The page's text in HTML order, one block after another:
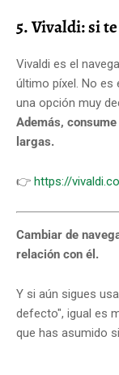
5. Vivaldi: si
Vivaldi es el
último píxel. No
una opción muy
Además,
largas.
👉 https://
Cambiar de
relación con él.
Y si aún sigues
defecto", igual es
que has asumido